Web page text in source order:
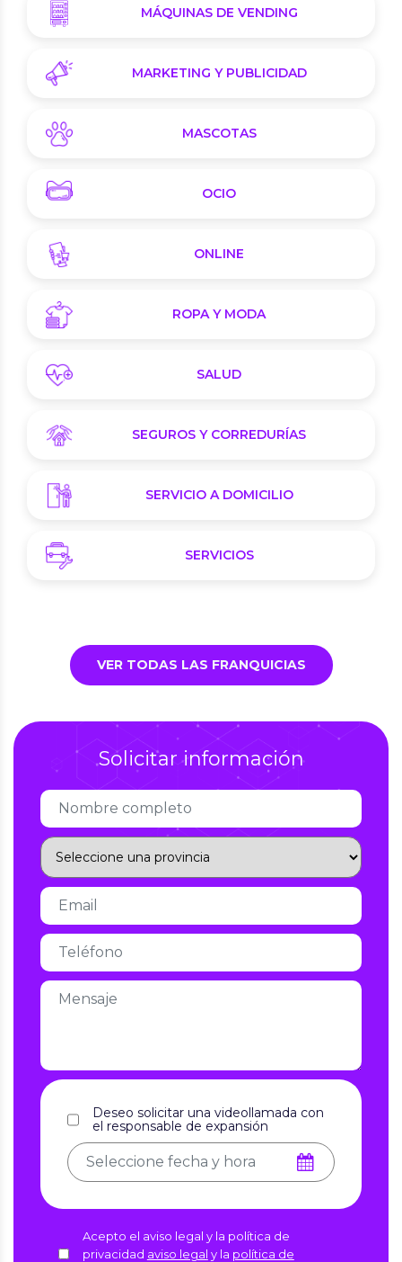
MÁQUINAS DE VENDING
MARKETING Y PUBLICIDAD
MASCOTAS
OCIO
ONLINE
ROPA Y MODA
SALUD
SEGUROS Y CORREDURÍAS
SERVICIO A DOMICILIO
SERVICIOS
VER TODAS LAS FRANQUICIAS
Solicitar información
Deseo solicitar una videollamada con
el responsable de expansión
Acepto el aviso legal y la política de
privacidad aviso legal y la política de